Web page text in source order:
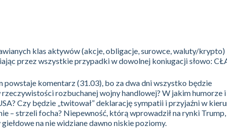
klas aktywów (akcje, obligacje, surowce, waluty/krypto)
przez wszystkie przypadki w dowolnej koniugacji słowo:
komentarz (31.03), bo za dwa dni wszystko będzie
rzeczywistości rozbuchanej wojny handlowej? W jakim humorze
Czy będzie „twitował” deklarację sympatii i przyjaźni w
– strzeli focha? Niepewność, którą wprowadził na rynki Trump,
na nie widziane dawno niskie poziomy.